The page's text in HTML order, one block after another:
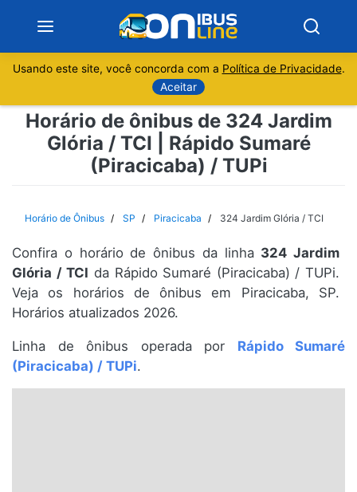
Sobre
Minas Gerais
Rio de Janeiro
Espírito Santo
Santa Catarina
Usando este site, você concorda com a Política de Privacidade.
Aceitar
Horário de ônibus de 324 Jardim
Glória / TCI | Rápido Sumaré
(Piracicaba) / TUPi
Horário de Ônibus SP Piracicaba 324 Jardim Glória / TCI
Confira o horário de ônibus da linha 324 Jardim
Glória / TCI da Rápido Sumaré (Piracicaba) / TUPi.
Veja os horários de ônibus em Piracicaba, SP.
Horários atualizados 2026.
Linha de ônibus operada por Rápido Sumaré
(Piracicaba) / TUPi.